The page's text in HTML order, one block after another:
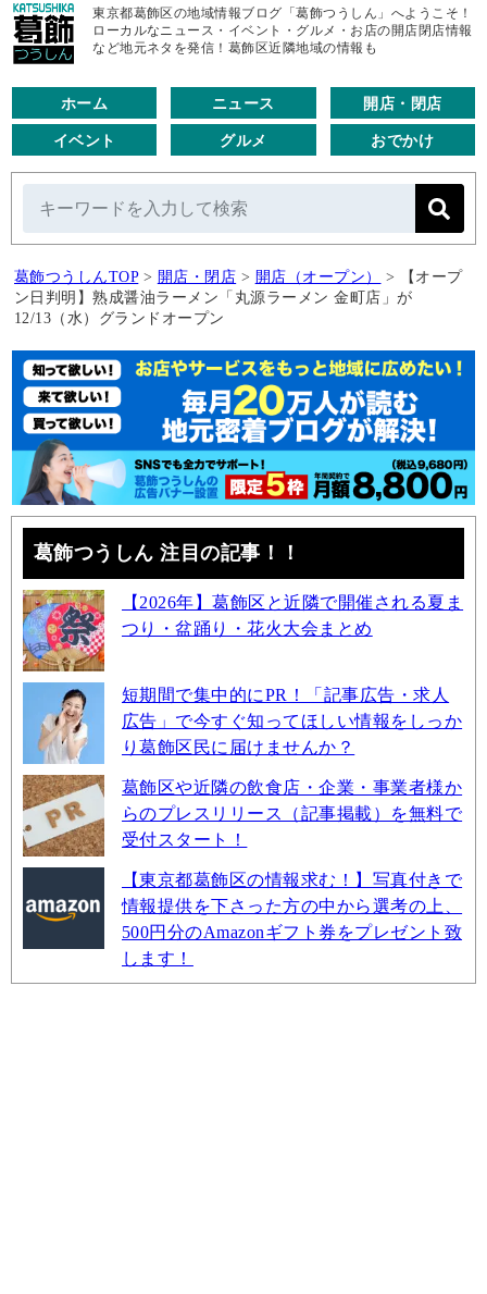
東京都葛飾区の地域情報ブログ「葛飾つうしん」へようこそ！
ローカルなニュース・イベント・グルメ・お店の開店閉店情報
など地元ネタを発信！葛飾区近隣地域の情報も
ホーム ニュース 開店・閉店
イベント グルメ おでかけ
葛飾つうしんTOP > 開店・閉店 > 開店（オープン） > 【オープ
ン日判明】熟成醤油ラーメン「丸源ラーメン 金町店」が
12/13（水）グランドオープン
葛飾つうしん 注目の記事！！
【2026年】葛飾区と近隣で開催される夏ま
つり・盆踊り・花火大会まとめ
短期間で集中的にPR！「記事広告・求人
広告」で今すぐ知ってほしい情報をしっか
り葛飾区民に届けませんか？
葛飾区や近隣の飲食店・企業・事業者様か
らのプレスリリース（記事掲載）を無料で
受付スタート！
【東京都葛飾区の情報求む！】写真付きで
情報提供を下さった方の中から選考の上、
500円分のAmazonギフト券をプレゼント致
します！